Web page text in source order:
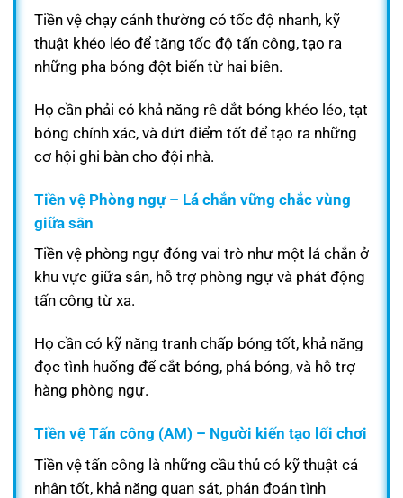
Tiền vệ chạy cánh thường có tốc độ nhanh, kỹ
thuật khéo léo để tăng tốc độ tấn công, tạo ra
những pha bóng đột biến từ hai biên.
Họ cần phải có khả năng rê dắt bóng khéo léo, tạt
bóng chính xác, và dứt điểm tốt để tạo ra những
cơ hội ghi bàn cho đội nhà.
Tiền vệ Phòng ngự – Lá chắn vững chắc vùng
giữa sân
Tiền vệ phòng ngự đóng vai trò như một lá chắn ở
khu vực giữa sân, hỗ trợ phòng ngự và phát động
tấn công từ xa.
Họ cần có kỹ năng tranh chấp bóng tốt, khả năng
đọc tình huống để cắt bóng, phá bóng, và hỗ trợ
hàng phòng ngự.
Tiền vệ Tấn công (AM) – Người kiến tạo lối chơi
Tiền vệ tấn công là những cầu thủ có kỹ thuật cá
nhân tốt, khả năng quan sát, phán đoán tình